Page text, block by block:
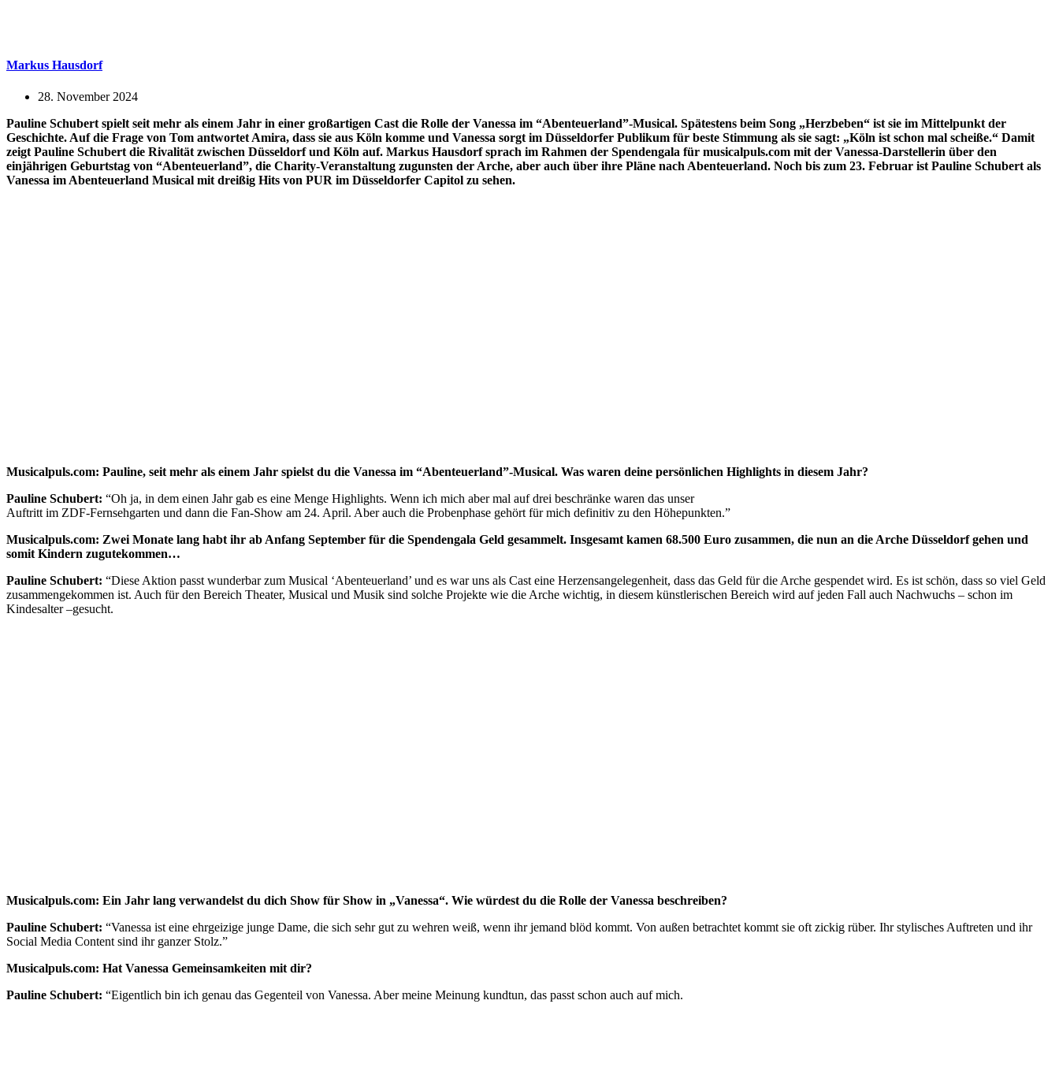
Markus Hausdorf
28. November 2024
Pauline Schubert spielt seit mehr als einem Jahr in einer großartigen Cast die Rolle der Vanessa im “Abenteuerland”-Musical. Spätestens beim Song „Herzbeben“ ist sie im Mittelpunkt der
Geschichte. Auf die Frage von Tom antwortet Amira, dass sie aus Köln komme und Vanessa sorgt im Düsseldorfer Publikum für beste Stimmung als sie sagt: „Köln ist schon mal scheiße.“ Damit
zeigt Pauline Schubert die Rivalität zwischen Düsseldorf und Köln auf. Markus Hausdorf sprach im Rahmen der Spendengala für musicalpuls.com mit der Vanessa-Darstellerin über den
einjährigen Geburtstag von “Abenteuerland”, die Charity-Veranstaltung zugunsten der Arche, aber auch über ihre Pläne nach Abenteuerland. Noch bis zum 23. Februar ist Pauline Schubert als
Vanessa im Abenteuerland Musical mit dreißig Hits von PUR im Düsseldorfer Capitol zu sehen.
Musicalpuls.com: Pauline, seit mehr als einem Jahr spielst du die Vanessa im “Abenteuerland”-Musical. Was waren deine persönlichen Highlights in diesem Jahr?
Pauline Schubert: “Oh ja, in dem einen Jahr gab es eine Menge Highlights. Wenn ich mich aber mal auf drei beschränke waren das unser
Auftritt im ZDF-Fernsehgarten und dann die Fan-Show am 24. April. Aber auch die Probenphase gehört für mich definitiv zu den Höhepunkten.”
Musicalpuls.com: Zwei Monate lang habt ihr ab Anfang September für die Spendengala Geld gesammelt. Insgesamt kamen 68.500 Euro zusammen, die nun an die Arche Düsseldorf gehen und
somit Kindern zugutekommen…
Pauline Schubert: “Diese Aktion passt wunderbar zum Musical ‘Abenteuerland’ und es war uns als Cast eine Herzensangelegenheit, dass das Geld für die Arche gespendet wird. Es ist schön, dass so viel Geld
zusammengekommen ist. Auch für den Bereich Theater, Musical und Musik sind solche Projekte wie die Arche wichtig, in diesem künstlerischen Bereich wird auf jeden Fall auch Nachwuchs – schon im
Kindesalter –gesucht.
Musicalpuls.com: Ein Jahr lang verwandelst du dich Show für Show in „Vanessa“. Wie würdest du die Rolle der Vanessa beschreiben?
Pauline Schubert: “Vanessa ist eine ehrgeizige junge Dame, die sich sehr gut zu wehren weiß, wenn ihr jemand blöd kommt. Von außen betrachtet kommt sie oft zickig rüber. Ihr stylisches Auftreten und ihr
Social Media Content sind ihr ganzer Stolz.”
Musicalpuls.com: Hat Vanessa Gemeinsamkeiten mit dir?
Pauline Schubert: “Eigentlich bin ich genau das Gegenteil von Vanessa. Aber meine Meinung kundtun, das passt schon auch auf mich.